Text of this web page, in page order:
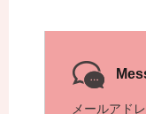
メールアド